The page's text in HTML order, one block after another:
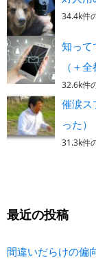
34.4k件
知って
（＋
32.6k件
催涙ス
った）
31.3k件
最近の投稿
間違いだらけの偏